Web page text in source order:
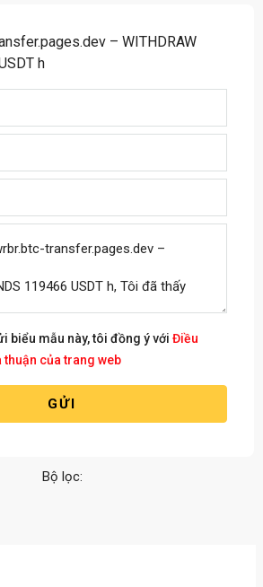
– WITHDRAW
h
biểu mẫu này, tôi đồng ý với Điều
thuận của trang web
GỬI
Bộ lọc: